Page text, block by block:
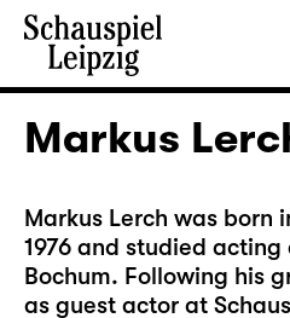
Markus
Markus Lerch was born
1976 and studied
Bochum. Following his
as guest actor at